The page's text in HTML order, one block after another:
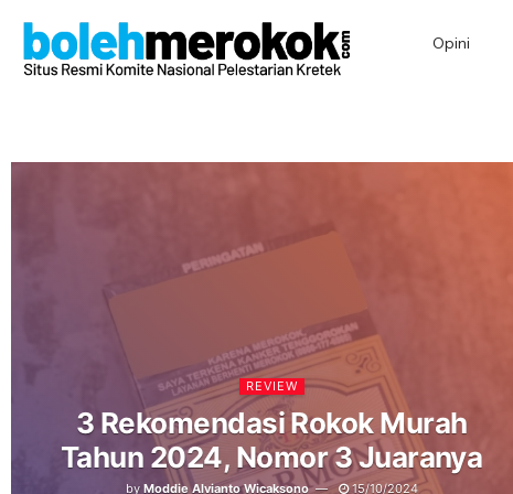
Opini
REVIEW
3 Rekomendasi Rokok Murah
Tahun 2024, Nomor 3 Juaranya
by Moddie Alvianto Wicaksono 15/10/2024